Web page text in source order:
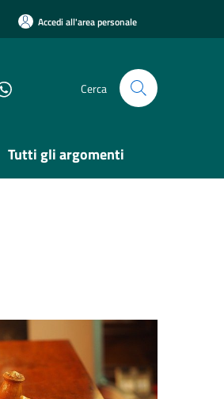
Accedi all'area personale
Cerca
Tutti gli argomenti